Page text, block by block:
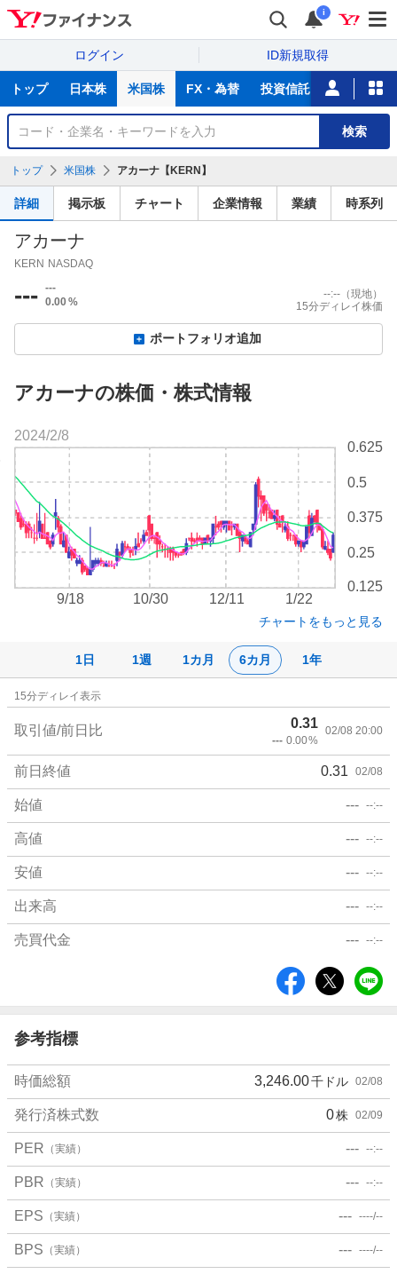
i
ログイン ID新規取得
サ
トップ 日本株 米国株 FX・為替 投資信託 ニュース
銘
検
索
検索
トップ 米国株 アカーナ【KERN】
詳細 掲示板 チャート 企業情報 業績 時系列
アカーナ
KERN NASDAQ
--- ---
0.00%
--:-- （現地）
15分ディレイ株価
ポートフォリオ追加
アカーナの株価・株式情報
1日 1週 1カ月 6カ月 1年
0.125
0.25
0.375
0.5
0.625
9/18 10/30 12/11 1/22
2024/2/8
チャートをもっと見る
価
15分ディレイ表示
取引値/前日比 0.31
--- 0.00%
02/08 20:00
前日終値 0.31 02/08
始値 --- --:--
高値 --- --:--
安値 --- --:--
出来高 --- --:--
売買代金 --- --:--
ア
参考指標
時価総額 3,246.00千ドル 02/08
発行済株式数 0株 02/09
PER （実績） --- --:--
PBR （実績） --- --:--
EPS （実績） --- ----/--
BPS （実績） --- ----/--